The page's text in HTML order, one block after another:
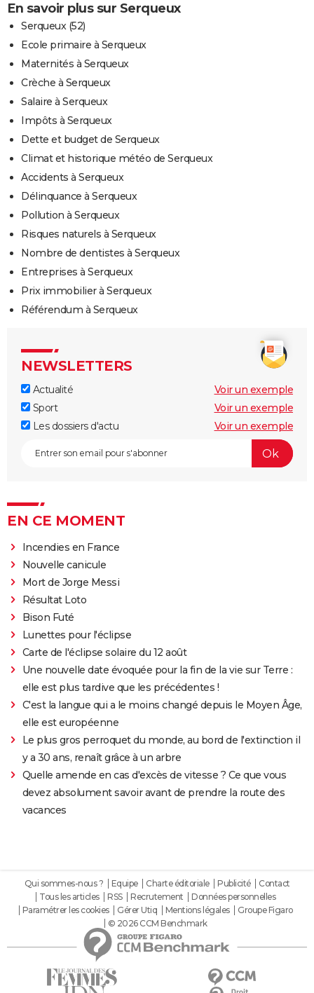
En savoir plus sur Serqueux
Serqueux (52)
Ecole primaire à Serqueux
Maternités à Serqueux
Crèche à Serqueux
Salaire à Serqueux
Impôts à Serqueux
Dette et budget de Serqueux
Climat et historique météo de Serqueux
Accidents à Serqueux
Délinquance à Serqueux
Pollution à Serqueux
Risques naturels à Serqueux
Nombre de dentistes à Serqueux
Entreprises à Serqueux
Prix immobilier à Serqueux
Référendum à Serqueux
NEWSLETTERS
Actualité
Voir un exemple
Sport
Voir un exemple
Les dossiers d'actu
Voir un exemple
EN CE MOMENT
Incendies en France
Nouvelle canicule
Mort de Jorge Messi
Résultat Loto
Bison Futé
Lunettes pour l'éclipse
Carte de l'éclipse solaire du 12 août
Une nouvelle date évoquée pour la fin de la vie sur Terre :
elle est plus tardive que les précédentes !
C'est la langue qui a le moins changé depuis le Moyen Âge,
elle est européenne
Le plus gros perroquet du monde, au bord de l'extinction il
y a 30 ans, renaît grâce à un arbre
Quelle amende en cas d'excès de vitesse ? Ce que vous
devez absolument savoir avant de prendre la route des
vacances
Qui sommes-nous ? Equipe Charte éditoriale Publicité
Contact
Tous les articles
RSS Recrutement
Données personnelles
Paramétrer les cookies
Gérer Utiq Mentions légales
Groupe Figaro
© 2026 CCM Benchmark